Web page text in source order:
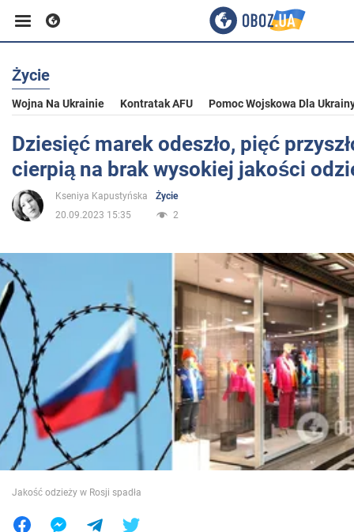
Biznes
Sport
Rozrywka
Polityka
Społeczeństwo
Wojna na Ukrainie
Świat
Jedzenie
Życie
Wojna Na Ukrainie Kontratak AFU Pomoc Wojskowa Dla
Dziesięć marek odeszło, pięć
cierpią na brak wysokiej jakości
Kseniya Kapustyńska
Życie
20.09.2023 15:35
2
Jakość odzieży w Rosji spadła